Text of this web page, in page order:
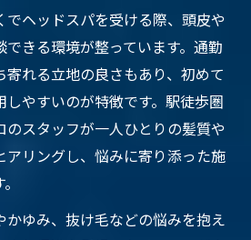
でヘッドスパを受ける際、頭皮や
きる環境が整っています。通勤
れる立地の良さもあり、初めて
やすいのが特徴です。駅徒歩圏
のスタッフが一人ひとりの髪質や
アリングし、悩みに寄り添った施
ゆみ、抜け毛などの悩みを抱え